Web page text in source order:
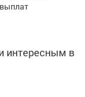
интересным в